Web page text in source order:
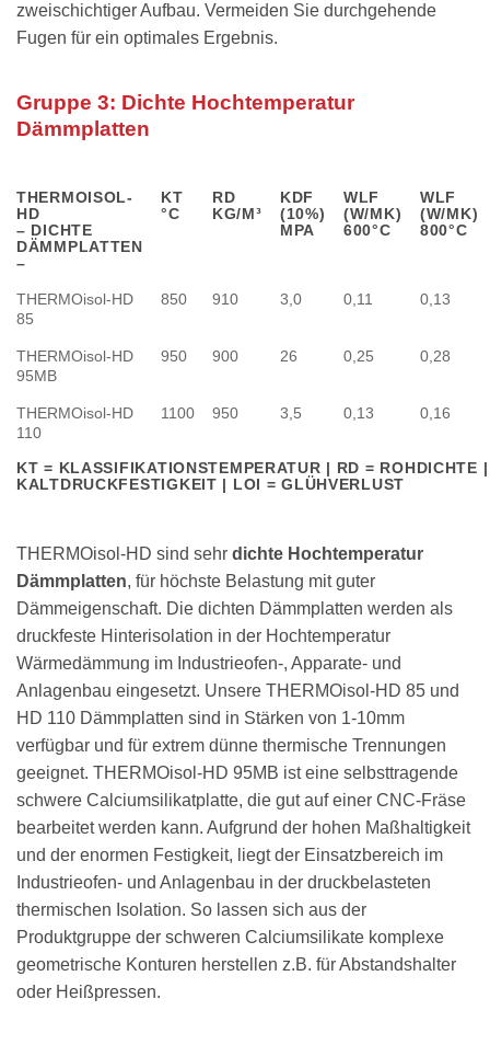
zweischichtiger Aufbau. Vermeiden Sie durchgehende
Fugen für ein optimales Ergebnis.
Gruppe 3: Dichte Hochtemperatur
Dämmplatten
THERMOISOL-
HD
– DICHTE
DÄMMPLATTEN
–
KT
°C
RD
KG/M³
KDF
(10%)
MPA
WLF
(W/MK)
600°C
WLF
(W/MK)
800°C
THERMOisol-HD
85
850 910 3,0 0,11 0,13
THERMOisol-HD
95MB
950 900 26 0,25 0,28
THERMOisol-HD
110
1100 950 3,5 0,13 0,16
KT = KLASSIFIKATIONSTEMPERATUR | RD =
KALTDRUCKFESTIGKEIT | LOI = GLÜHVERLUST
THERMOisol-HD sind sehr dichte Hochtemperatur
Dämmplatten, für höchste Belastung mit guter
Dämmeigenschaft. Die dichten Dämmplatten werden als
druckfeste Hinterisolation in der Hochtemperatur
Wärmedämmung im Industrieofen-, Apparate- und
Anlagenbau eingesetzt. Unsere THERMOisol-HD 85 und
HD 110 Dämmplatten sind in Stärken von 1-10mm
verfügbar und für extrem dünne thermische Trennungen
geeignet. THERMOisol-HD 95MB ist eine selbsttragende
schwere Calciumsilikatplatte, die gut auf einer CNC-Fräse
bearbeitet werden kann. Aufgrund der hohen Maßhaltigkeit
und der enormen Festigkeit, liegt der Einsatzbereich im
Industrieofen- und Anlagenbau in der druckbelasteten
thermischen Isolation. So lassen sich aus der
Produktgruppe der schweren Calciumsilikate komplexe
geometrische Konturen herstellen z.B. für Abstandshalter
oder Heißpressen.